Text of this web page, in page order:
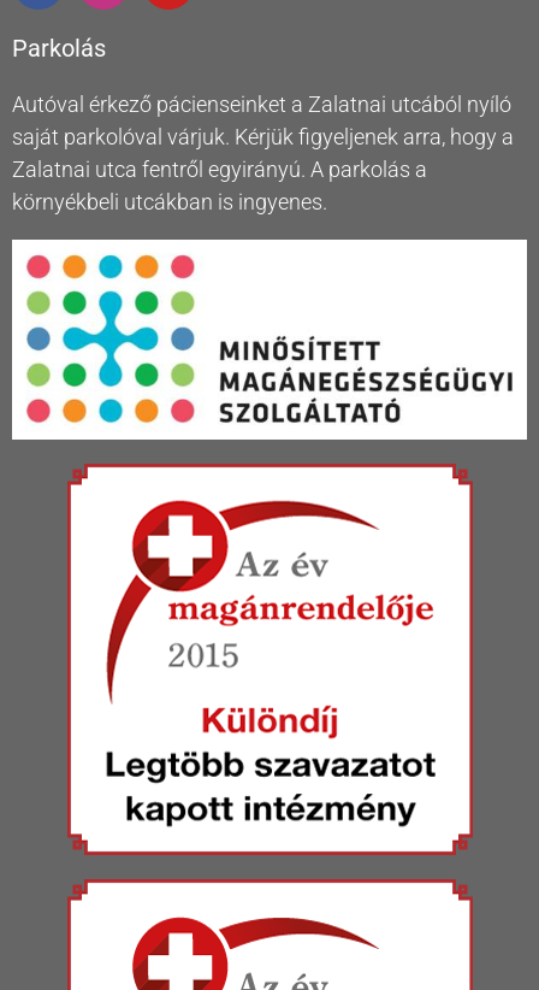
Parkolás
Autóval érkező pácienseinket a Zalatnai utcából nyíló
saját parkolóval várjuk. Kérjük figyeljenek arra, hogy a
Zalatnai utca fentről egyirányú. A parkolás a
környékbeli utcákban is ingyenes.